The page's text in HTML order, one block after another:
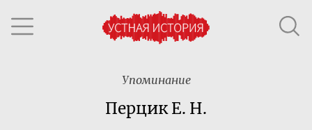
Упоминание
Перцик Е. Н.